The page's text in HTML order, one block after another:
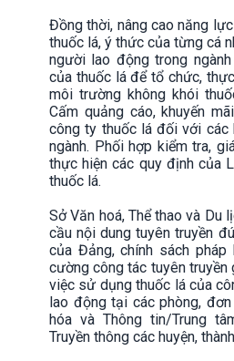
Đồng thời, nâng cao năng
thuốc lá, ý thức của từng cá
người lao động trong
của thuốc lá để tổ chức,
môi trường không khói
Cấm quảng cáo, khuyến
công ty thuốc lá đối với
ngành. Phối hợp kiểm tra,
thực hiện các quy định của
thuốc lá.
Sở Văn hoá, Thể thao và Du
cầu nội dung tuyên truyền
của Đảng, chính sách pháp
cường công tác tuyên
việc sử dụng thuốc lá của
lao động tại các phòng,
hóa và Thông tin/Trung
Truyền thông các huyện,